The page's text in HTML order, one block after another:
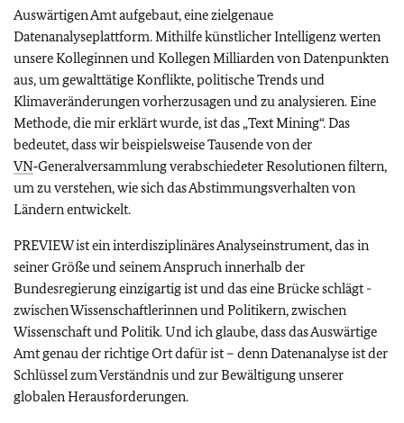
Auswärtigen Amt aufgebaut, eine zielgenaue
Datenanalyseplattform. Mithilfe künstlicher Intelligenz werten
unsere Kolleginnen und Kollegen Milliarden von Datenpunkten
aus, um gewalttätige Konflikte, politische Trends und
Klimaveränderungen vorherzusagen und zu analysieren. Eine
Methode, die mir erklärt wurde, ist das „Text Mining“. Das
bedeutet, dass wir beispielsweise Tausende von der
VN‑Generalversammlung verabschiedeter Resolutionen filtern,
um zu verstehen, wie sich das Abstimmungsverhalten von
Ländern entwickelt.
PREVIEW ist ein interdisziplinäres Analyseinstrument, das in
seiner Größe und seinem Anspruch innerhalb der
Bundesregierung einzigartig ist und das eine Brücke schlägt -
zwischen Wissenschaftlerinnen und Politikern, zwischen
Wissenschaft und Politik. Und ich glaube, dass das Auswärtige
Amt genau der richtige Ort dafür ist – denn Datenanalyse ist der
Schlüssel zum Verständnis und zur Bewältigung unserer
globalen Herausforderungen.